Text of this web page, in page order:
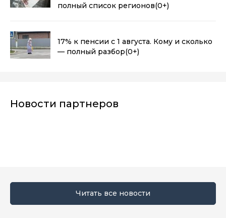
полный список регионов(0+)
17% к пенсии с 1 августа. Кому и сколько
— полный разбор(0+)
Новости партнеров
Читать все новости